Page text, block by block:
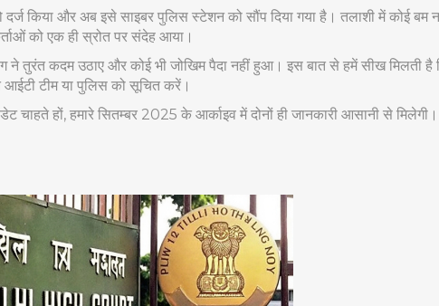
किया और अब इसे साइबर पुलिस स्टेशन को सौंप दिया गया है। तलाशी में कोई बम
को एक ही स्रोत पर संदेह आया।
ने तुरंत कदम उठाए और कोई भी जोखिम पैदा नहीं हुआ। इस बात से हमें सीख मिलती
आईटी टीम या पुलिस को सूचित करें।
हों, हमारे सितम्बर 2025 के आर्काइव में दोनों ही जानकारी आसानी से मिलेगी।